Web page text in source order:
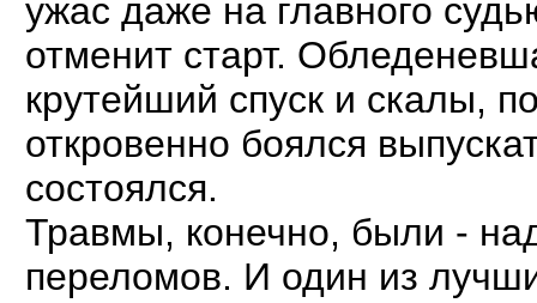
ужас даже на главного
отменит старт.
крутейший спуск и скалы,
откровенно боялся
состоялся.
Травмы, конечно, были -
переломов. И один из